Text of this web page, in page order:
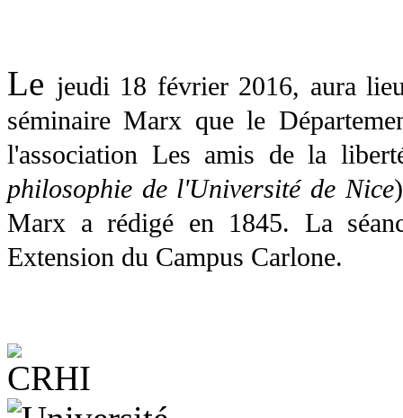
Le jeudi 18 février 2016, aura
séminaire Marx que le
l'association Les amis de la
philosophie de l'Université de Nice)
Marx a rédigé en 1845. La
Extension du Campus Carlone.